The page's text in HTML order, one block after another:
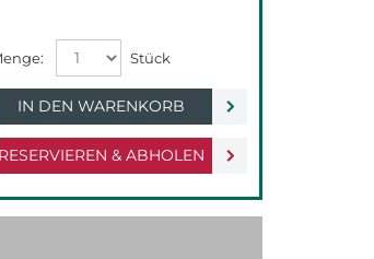
RESERVIEREN & ABHOLEN
IN DEN WARENKORB